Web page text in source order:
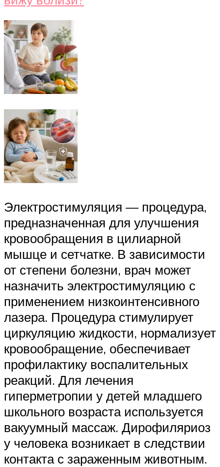
Электростимуляция — процедура,
предназначенная для улучшения
кровообращения в цилиарной
мышце и сетчатке. В зависимости
от степени болезни, врач может
назначить электростимуляцию с
применением низкоинтенсивного
лазера. Процедура стимулирует
циркуляцию жидкости, нормализует
кровообращение, обеспечивает
профилактику воспалительных
реакций. Для лечения
гиперметропии у детей младшего
школьного возраста используется
вакуумный массаж. Дирофиляриоз
у человека возникает в следствии
контакта с зараженным животным.